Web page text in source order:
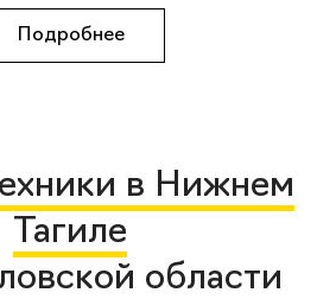
Подробнее
в Нижнем
Тагиле
области